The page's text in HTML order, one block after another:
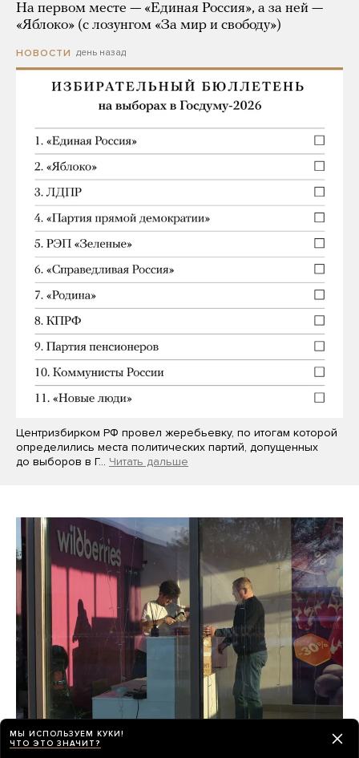
На первом месте — «Единая Россия», а за ней —
«Яблоко» (с лозунгом «За мир и свободу»)
НОВОСТИ день назад
Центризбирком РФ провел жеребьевку, по итогам которой
определились места политических партий, допущенных
до выборов в Г… Читать дальше
Wildberries потеряла как минимум 100
МЫ ИСПОЛЬЗУЕМ КУКИ!
ЧТО ЭТО ЗНАЧИТ?